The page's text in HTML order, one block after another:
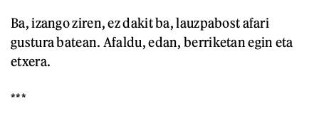
Ba, izango ziren, ez dakit ba, lauzpabost afari
gustura batean. Afaldu, edan, berriketan egin eta
etxera.
***